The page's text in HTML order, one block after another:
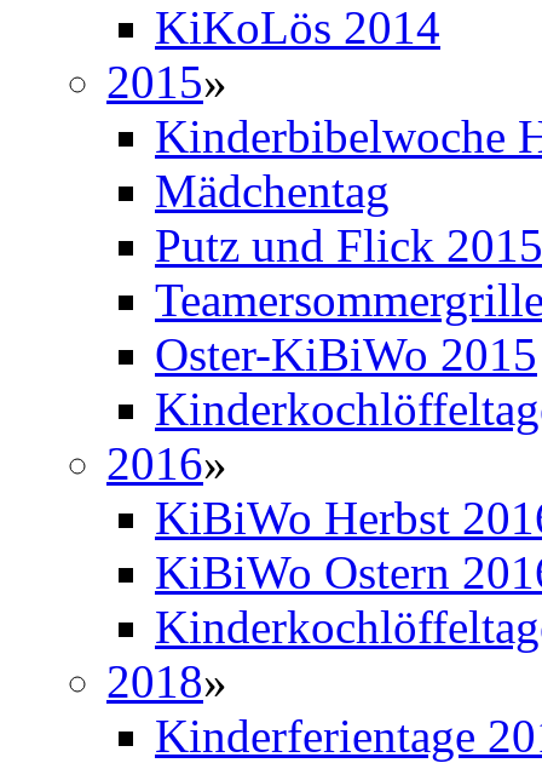
KiKoLös 2014
2015»
Kinderbibelwoche
Mädchentag
Putz und Flick 2015
Oster-KiBiWo 2015
2016»
KiBiWo Herbst
KiBiWo Ostern
2018»
Kinderferientage